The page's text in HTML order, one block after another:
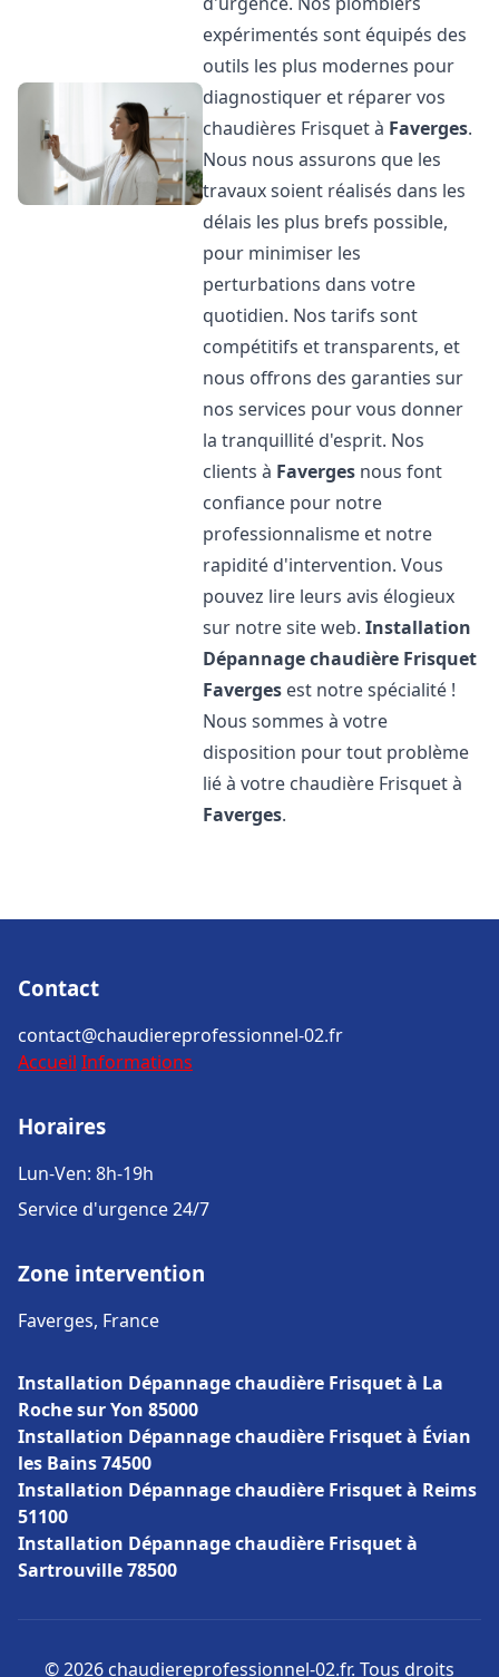
expérimentés sont équipés des
outils les plus modernes pour
diagnostiquer et réparer vos
chaudières Frisquet à Faverges.
Nous nous assurons que les
travaux soient réalisés dans les
délais les plus brefs possible,
pour minimiser les
perturbations dans votre
quotidien. Nos tarifs sont
compétitifs et transparents, et
nous offrons des garanties sur
nos services pour vous donner
la tranquillité d'esprit. Nos
clients à Faverges nous font
confiance pour notre
professionnalisme et notre
rapidité d'intervention. Vous
pouvez lire leurs avis élogieux
sur notre site web.Installation
Dépannage chaudière Frisquet
Faverges est notre spécialité !
Nous sommes à votre
disposition pour tout problème
lié à votre chaudière Frisquet à
Faverges.
Contact
contact@chaudiereprofessionnel-02.fr
Accueil Informations
Horaires
Lun-Ven: 8h-19h
Service d'urgence 24/7
Zone intervention
Faverges, France
Installation Dépannage chaudière Frisquet à La
Roche sur Yon 85000
Installation Dépannage chaudière Frisquet à Évian
les Bains 74500
Installation Dépannage chaudière Frisquet à Reims
51100
Installation Dépannage chaudière Frisquet à
Sartrouville 78500
© 2026 chaudiereprofessionnel-02.fr. Tous droits